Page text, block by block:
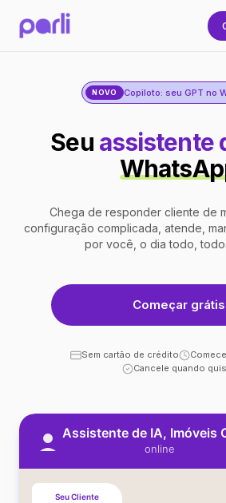
NOVO Copiloto: seu GPT no
Seu assistente
Chega de responder cliente de
configuração complicada, atende,
por você, o dia todo,
Começar grátis
Sem cartão de crédito
Cancele quando
Assistente de IA, Imóveis
online
Seu Cliente